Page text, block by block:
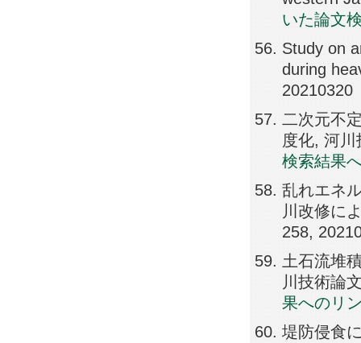
いた論文
Study on
during
20210320
二次元不
度化, 河
検索結果
乱れエネ
川改修に
258,
土石流堆
川技術論
果へのリ
堤防侵食